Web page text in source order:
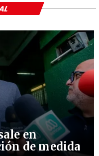
en
de medida